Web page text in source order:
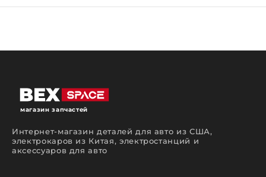
магазин запчастей
Интернет-магазин деталей для авто из США,
электрокаров из Китая, электростанций и
аксессуаров для авто